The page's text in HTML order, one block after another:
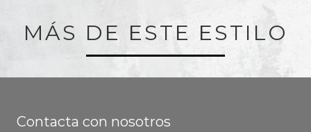
MÁS DE ESTE ESTILO
Contacta con nosotros